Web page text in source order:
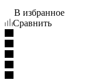
В избранное
Сравнить